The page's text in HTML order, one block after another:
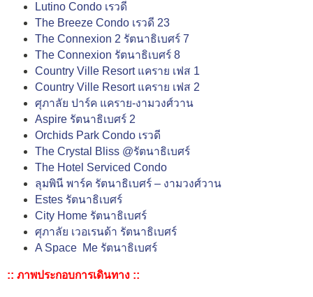
Lutino Condo เรวดี
The Breeze Condo เรวดี 23
The Connexion 2 รัตนาธิเบศร์ 7
The Connexion รัตนาธิเบศร์ 8
Country Ville Resort แคราย เฟส 1
Country Ville Resort แคราย เฟส 2
ศุภาลัย ปาร์ค แคราย-งามวงศ์วาน
Aspire รัตนาธิเบศร์ 2
Orchids Park Condo เรวดี
The Crystal Bliss @รัตนาธิเบศร์
The Hotel Serviced Condo
ลุมพินี พาร์ค รัตนาธิเบศร์ – งามวงศ์วาน
Estes รัตนาธิเบศร์
City Home รัตนาธิเบศร์
ศุภาลัย เวอเรนด้า รัตนาธิเบศร์
A Space Me รัตนาธิเบศร์
:: ภาพประกอบการเดินทาง ::